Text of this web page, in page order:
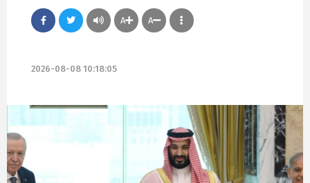
A A
2026-08-08 10:18:05